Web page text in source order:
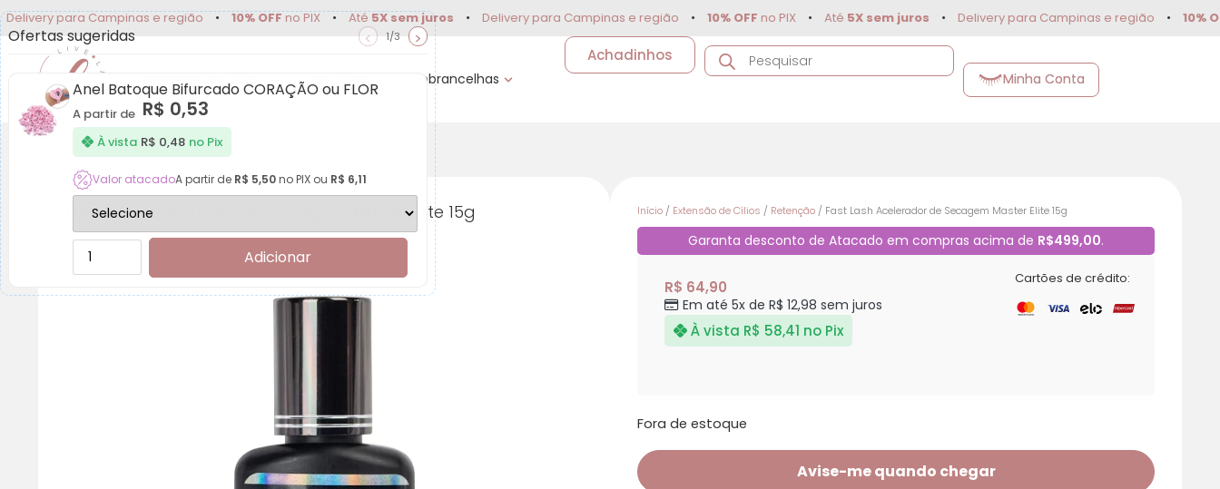
para Campinas e região • 10% OFFno PIX • Até5X sem juros • Delivery para Campinas e região • 10% OFFno PIX • Até 5X sem juros • Delivery para Campinas e região • 10% OFFno
Extensão de Cílios Lash Lifting Sobrancelhas
Achadinhos
Minha Conta
Fast Lash Acelerador de Secagem Master Elite 15g Início / Extensão de Cílios / Retenção / Fast Lash Acelerador de Secagem Master Elite 15g
Garanta desconto de Atacado em compras acima de R$499,00.
Cartões de crédito:
R$ 64,90
Em até 5x de R$ 12,98 sem juros
À vista R$ 58,41 no Pix
Fora de estoque
Avise-me quando chegar
Ofertas sugeridas < 1/3 >
Anel Batoque Bifurcado CORAÇÃO ou FLOR
A partir de R$ 0,53
À vista R$ 0,48 no Pix
Valor atacadoA partir de R$ 5,50no PIX ou R$ 6,11
Adicionar